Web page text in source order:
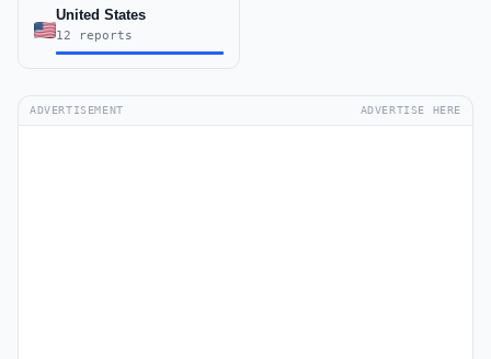
United States
12 reports
ADVERTISEMENT ADVERTISE HERE